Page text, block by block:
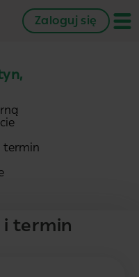
Zaloguj się
termin
i termin